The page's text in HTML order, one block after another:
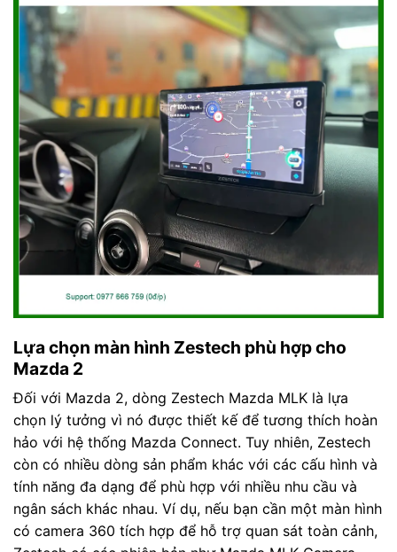
Lựa chọn màn hình Zestech phù hợp cho
Mazda 2
Đối với Mazda 2, dòng Zestech Mazda MLK là lựa
chọn lý tưởng vì nó được thiết kế để tương thích hoàn
hảo với hệ thống Mazda Connect. Tuy nhiên, Zestech
còn có nhiều dòng sản phẩm khác với các cấu hình và
tính năng đa dạng để phù hợp với nhiều nhu cầu và
ngân sách khác nhau. Ví dụ, nếu bạn cần một màn hình
có camera 360 tích hợp để hỗ trợ quan sát toàn cảnh,